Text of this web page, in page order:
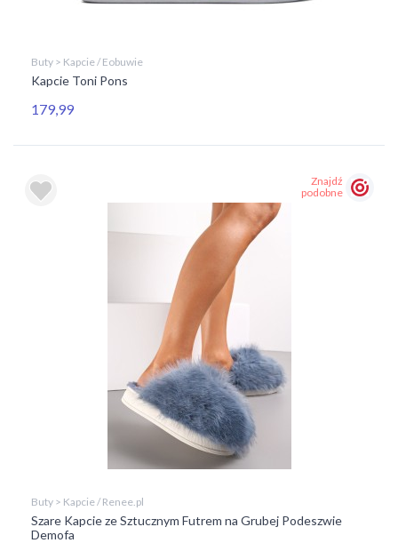
Buty > Kapcie / Eobuwie
Kapcie Toni Pons
179,99
Znajdź
podobne
Buty > Kapcie / Renee.pl
Szare Kapcie ze Sztucznym Futrem na Grubej Podeszwie
Demofa